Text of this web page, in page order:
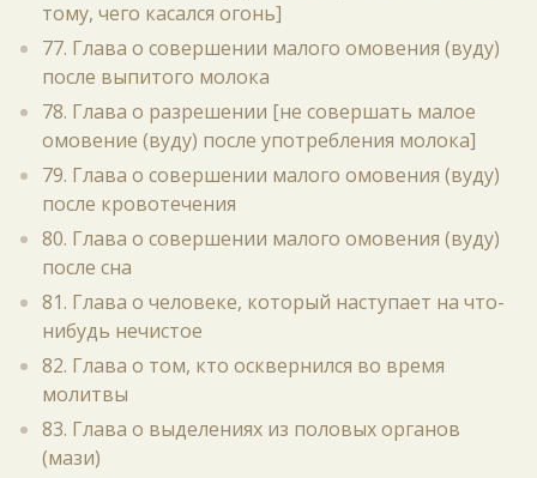
тому, чего касался огонь]
77. Глава о совершении малого омовения (вуду)
после выпитого молока
78. Глава о разрешении [не совершать малое
омовение (вуду) после употребления молока]
79. Глава о совершении малого омовения (вуду)
после кровотечения
80. Глава о совершении малого омовения (вуду)
после сна
81. Глава о человеке, который наступает на что-
нибудь нечистое
82. Глава о том, кто осквернился во время
молитвы
83. Глава о выделениях из половых органов
(мази)